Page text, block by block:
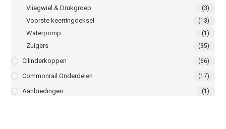
Vliegwiel & Drukgroep (3)
Voorste keerringdeksel (13)
Waterpomp (1)
Zuigers (35)
Cilinderkoppen (66)
Commonrail Onderdelen (17)
Aanbiedingen (1)